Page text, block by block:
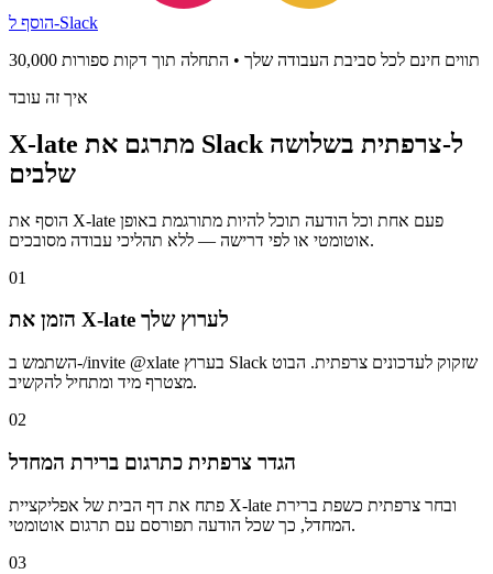
הוסף ל-Slack
30,000 תווים חינם לכל סביבת העבודה שלך • התחלה תוך דקות ספורות
איך זה עובד
X-late מתרגם את Slack ל-צרפתית בשלושה
שלבים
הוסף את X-late פעם אחת וכל הודעה תוכל להיות מתורגמת באופן
אוטומטי או לפי דרישה — ללא תהליכי עבודה מסובכים.
01
הזמן את X-late לערוץ שלך
השתמש ב-/invite @xlate בערוץ Slack שזקוק לעדכונים צרפתית. הבוט
מצטרף מיד ומתחיל להקשיב.
02
הגדר צרפתית כתרגום ברירת המחדל
פתח את דף הבית של אפליקציית X-late ובחר צרפתית כשפת ברירת
המחדל, כך שכל הודעה תפורסם עם תרגום אוטומטי.
03